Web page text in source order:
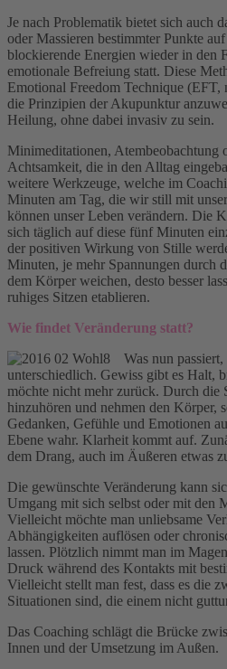
Je nach Problematik bietet sich auch
oder Massieren bestimmter Punkte
blockierende Energien wieder in den
emotionale Befreiung statt. Diese
Emotional Freedom Technique (EFT,
die Prinzipien der Akupunktur
Heilung, ohne dabei invasiv zu sein.
Minimeditationen, Atembeobachtung
Achtsamkeit, die in den Alltag
weitere Werkzeuge, welche im
Minuten am Tag, die wir still mit
können unser Leben verändern. Die
sich täglich auf diese fünf Minuten
der positiven Wirkung von Stille
Minuten, je mehr Spannungen durch
dem Körper weichen, desto besser
ruhiges Sitzen etablieren.
Wie findet Veränderung statt?
Was nun
unterschiedlich. Gewiss gibt es Halt,
möchte nicht mehr zurück. Durch die
hinzuhören und nehmen den Körper,
Gedanken, Gefühle und Emotionen
Ebene wahr. Klarheit kommt auf.
dem Drang, auch im Äußeren etwas
Die gewünschte Veränderung kann
Umgang mit sich selbst oder mit den
Vielleicht möchte man unliebsame
Abhängigkeiten auflösen oder
lassen. Plötzlich nimmt man im
Druck während des Kontakts mit
Vielleicht stellt man fest, dass es die
Situationen sind, die einem nicht
Das Coaching schlägt die Brücke
Innen und der Umsetzung im Außen.